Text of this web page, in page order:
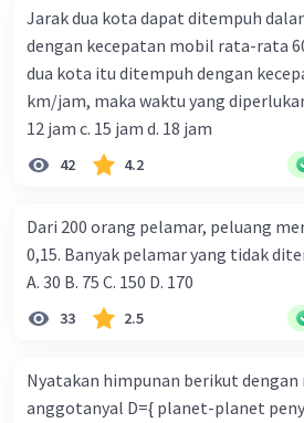
Jarak dua kota dapat ditempuh
dengan kecepatan mobil rata-rata
dua kota itu ditempuh dengan
km/jam, maka waktu yang diperlukan adalah
12 jam c. 15 jam d. 18 jam
42 4.2
Dari 200 orang pelamar, peluang
0,15. Banyak pelamar yang tidak
A. 30 B. 75 C. 150 D. 170
33 2.5
Nyatakan himpunan berikut
anggotanyal D={ planet-planet